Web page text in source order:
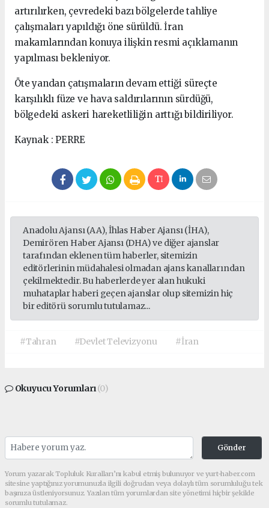
artırılırken, çevredeki bazı bölgelerde tahliye
çalışmaları yapıldığı öne sürüldü. İran
makamlarından konuya ilişkin resmi açıklamanın
yapılması bekleniyor.
Öte yandan çatışmaların devam ettiği süreçte
karşılıklı füze ve hava saldırılarının sürdüğü,
bölgedeki askeri hareketliliğin arttığı bildiriliyor.
Kaynak : PERRE
Anadolu Ajansı (AA), İhlas Haber Ajansı (İHA),
Demirören Haber Ajansı (DHA) ve diğer ajanslar
tarafından eklenen tüm haberler, sitemizin
editörlerinin müdahalesi olmadan ajans kanallarından
çekilmektedir. Bu haberlerde yer alan hukuki
muhataplar haberi geçen ajanslar olup sitemizin hiç
bir editörü sorumlu tutulamaz...
#Tahran #Devlet Televizyonu #İran
Okuyucu Yorumları(0)
Gönder
Yorum yazarak Topluluk Kuralları’nı kabul etmiş bulunuyor ve yurt-haber.com
sitesine yaptığınız yorumunuzla ilgili doğrudan veya dolaylı tüm sorumluluğu tek
başınıza üstleniyorsunuz. Yazılan tüm yorumlardan site yönetimi hiçbir şekilde
sorumlu tutulamaz.